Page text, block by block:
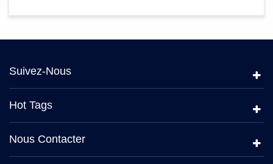
Suivez-Nous
Hot Tags
Nous Contacter